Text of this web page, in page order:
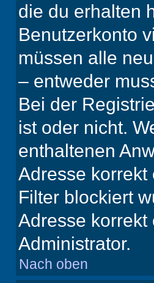
die du erhalten
Benutzerkonto
müssen alle
– entweder
Bei der
ist oder nicht.
enthaltenen
Adresse
Filter blockiert
Adresse
Administrator.
Nach oben